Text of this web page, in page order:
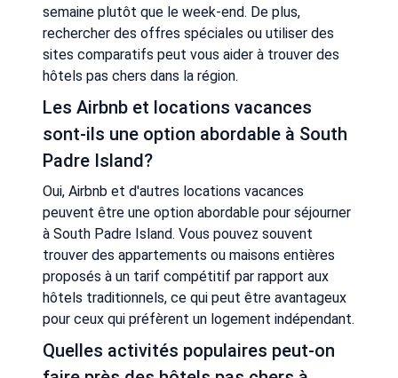
semaine plutôt que le week-end. De plus,
rechercher des offres spéciales ou utiliser des
sites comparatifs peut vous aider à trouver des
hôtels pas chers dans la région.
Les Airbnb et locations vacances
sont-ils une option abordable à South
Padre Island?
Oui, Airbnb et d'autres locations vacances
peuvent être une option abordable pour séjourner
à South Padre Island. Vous pouvez souvent
trouver des appartements ou maisons entières
proposés à un tarif compétitif par rapport aux
hôtels traditionnels, ce qui peut être avantageux
pour ceux qui préfèrent un logement indépendant.
Quelles activités populaires peut-on